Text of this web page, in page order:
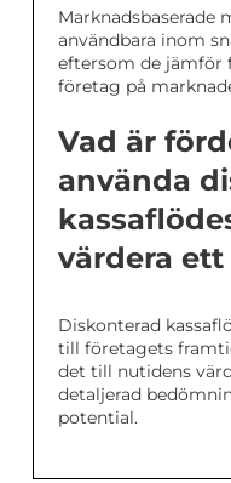
Marknadsbaserade
användbara inom
eftersom de jämför
företag på
Vad är
använda
värdera
Diskonterad
till företagets
det till nutidens
detaljerad
potential.